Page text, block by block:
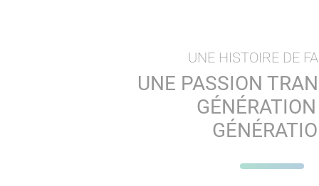
VOIR PLUS DE CUVÉES
UNE HISTOIRE DE
UNE PASSION